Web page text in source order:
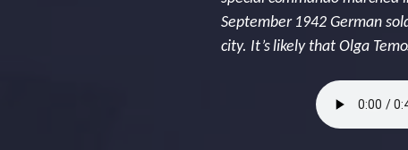
September 1942 German
city. It’s likely that Olga